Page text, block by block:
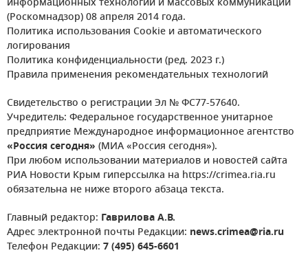
(Роскомнадзор) 08 апреля 2014 года.
Политика использования Cookie и автоматического
логирования
Политика конфиденциальности (ред. 2023 г.)
Правила применения рекомендательных технологий
Свидетельство о регистрации Эл № ФС77-57640.
Учредитель: Федеральное государственное унитарное
предприятие Международное информационное агентство
«Россия сегодня» (МИА «Россия сегодня»).
При любом использовании материалов и новостей сайта
РИА Новости Крым гиперссылка на https://crimea.ria.ru
обязательна не ниже второго абзаца текста.
Главный редактор: Гаврилова А.В.
Адрес электронной почты Редакции: news.crimea@ria.ru
Телефон Редакции: 7 (495) 645-6601